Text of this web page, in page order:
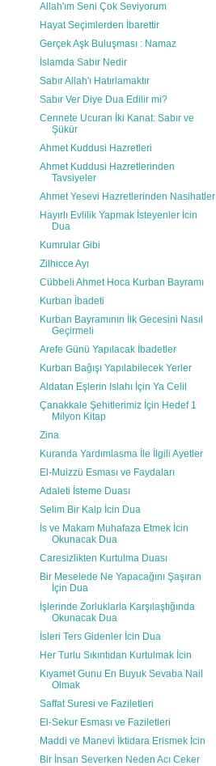
Allah'ım Seni Çok Seviyorum
Hayat Seçimlerden İbarettir
Gerçek Aşk Buluşması : Namaz
İslamda Sabır Nedir
Sabır Allah'ı Hatırlamaktır
Sabır Ver Diye Dua Edilir mi?
Cennete Ucuran İki Kanat: Sabır ve
Şükür
Ahmet Kuddusi Hazretleri
Ahmet Kuddusi Hazretlerinden
Tavsiyeler
Ahmet Yesevi Hazretlerinden Nasihatler
Hayırlı Evlilik Yapmak İsteyenler İcin
Dua
Kumrular Gibi
Zilhicce Ayı
Cübbeli Ahmet Hoca Kurban Bayramı
Kurban İbadeti
Kurban Bayramının İlk Gecesini Nasıl
Geçirmeli
Arefe Günü Yapılacak İbadetler
Kurban Bağışı Yapılabilecek Yerler
Aldatan Eşlerin Islahı İçin Ya Celil
Çanakkale Şehitlerimiz İçin Hedef 1
Milyon Kitap
Zina
Kuranda Yardımlasma İle İlgili Ayetler
El-Muizzü Esması ve Faydaları
Adaleti İsteme Duası
Selim Bir Kalp İcin Dua
İs ve Makam Muhafaza Etmek İcin
Okunacak Dua
Caresizlikten Kurtulma Duası
Bir Meselede Ne Yapacağını Şaşıran
İçin Dua
İşlerinde Zorluklarla Karşılaştığında
Okunacak Dua
İsleri Ters Gidenler İcin Dua
Her Turlu Sıkıntıdan Kurtulmak İcin
Kıyamet Gunu En Buyuk Sevaba Nail
Olmak
Saffat Suresi ve Faziletleri
El-Sekur Esması ve Faziletleri
Maddi ve Manevi İktidara Erismek İcin
Bir İnsan Severken Neden Acı Ceker